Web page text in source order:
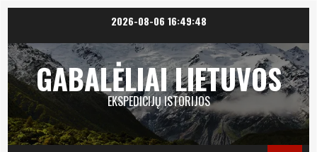
content
2026-08-06 16:49:48
GABALĖLIAI LIETUVOS
EKSPEDICIJŲ ISTORIJOS